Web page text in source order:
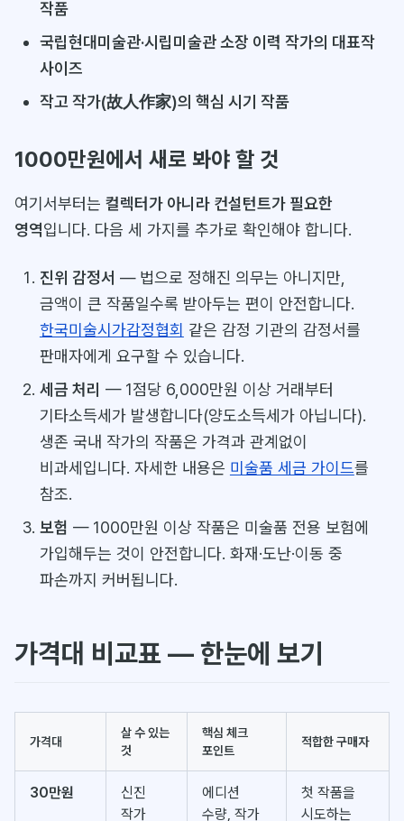
작품
국립현대미술관·시립미술관 소장 이력 작가의 대표작
사이즈
작고 작가(故人作家)의 핵심 시기 작품
1000만원에서 새로 봐야 할 것
여기서부터는 컬렉터가 아니라 컨설턴트가 필요한
영역입니다. 다음 세 가지를 추가로 확인해야 합니다.
진위 감정서 — 법으로 정해진 의무는 아니지만,
금액이 큰 작품일수록 받아두는 편이 안전합니다.
한국미술시가감정협회 같은 감정 기관의 감정서를
판매자에게 요구할 수 있습니다.
세금 처리 — 1점당 6,000만원 이상 거래부터
기타소득세가 발생합니다(양도소득세가 아닙니다).
생존 국내 작가의 작품은 가격과 관계없이
비과세입니다. 자세한 내용은 미술품 세금 가이드를
참조.
보험 — 1000만원 이상 작품은 미술품 전용 보험에
가입해두는 것이 안전합니다. 화재·도난·이동 중
파손까지 커버됩니다.
가격대 비교표 — 한눈에 보기
가격대
살 수 있는
것
핵심 체크
포인트
적합한 구매자
30만원
신진
작가
에디션
수량, 작가
첫 작품을
시도하는